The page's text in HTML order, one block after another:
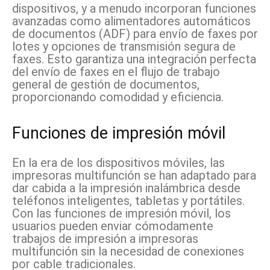
dispositivos, y a menudo incorporan funciones
avanzadas como alimentadores automáticos
de documentos (ADF) para envío de faxes por
lotes y opciones de transmisión segura de
faxes. Esto garantiza una integración perfecta
del envío de faxes en el flujo de trabajo
general de gestión de documentos,
proporcionando comodidad y eficiencia.
Funciones de impresión móvil
En la era de los dispositivos móviles, las
impresoras multifunción se han adaptado para
dar cabida a la impresión inalámbrica desde
teléfonos inteligentes, tabletas y portátiles.
Con las funciones de impresión móvil, los
usuarios pueden enviar cómodamente
trabajos de impresión a impresoras
multifunción sin la necesidad de conexiones
por cable tradicionales.